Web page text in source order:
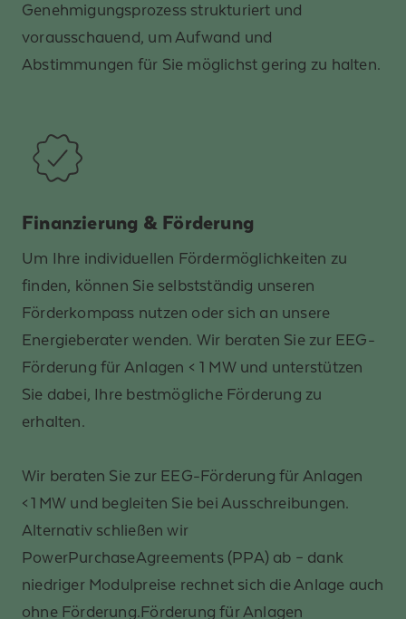
Genehmigungsprozess strukturiert und
vorausschauend, um Aufwand und
Abstimmungen für Sie möglichst gering zu halten.
Finanzierung & Förderung
Um Ihre individuellen Fördermöglichkeiten zu
finden, können Sie selbstständig unseren
Förderkompass nutzen oder sich an unsere
Energieberater wenden. Wir beraten Sie zur EEG-
Förderung für Anlagen < 1 MW und unterstützen
Sie dabei, Ihre bestmögliche Förderung zu
erhalten.
Wir beraten Sie zur EEG-Förderung für Anlagen
< 1 MW und begleiten Sie bei Ausschreibungen.
Alternativ schließen wir
PowerPurchaseAgreements (PPA) ab – dank
niedriger Modulpreise rechnet sich die Anlage auch
ohne Förderung.Förderung für Anlagen